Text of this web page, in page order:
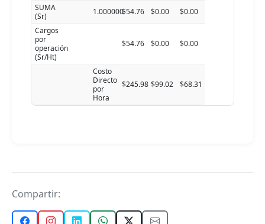
SUMA
(Sr)
1.000000$54.76 $0.00
$0.00
Cargos
por
operación
(Sr/Ht)
$54.76 $0.00 $0.00
Costo
Directo
por
Hora
$245.98 $99.02 $68.31
Compartir: